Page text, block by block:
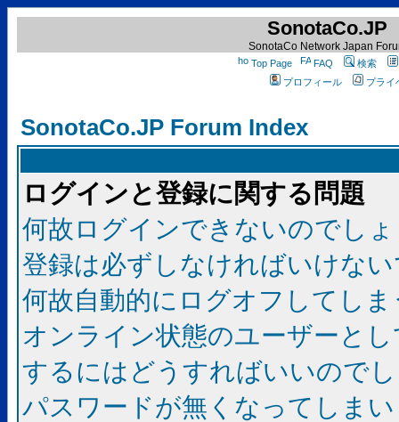
SonotaCo.JP
SonotaCo Network Japan
Top Page FAQ
検索
プロフィール
プライ
SonotaCo.JP Forum Index
ログインと登録に関する問題
何故ログインできないのでし
登録は必ずしなければいけな
何故自動的にログオフしてし
オンライン状態のユーザーと
するにはどうすればいいので
パスワードが無くなってしま